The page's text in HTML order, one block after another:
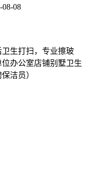
08
生打扫，专业擦玻
办公室店铺别墅卫生
洁员）